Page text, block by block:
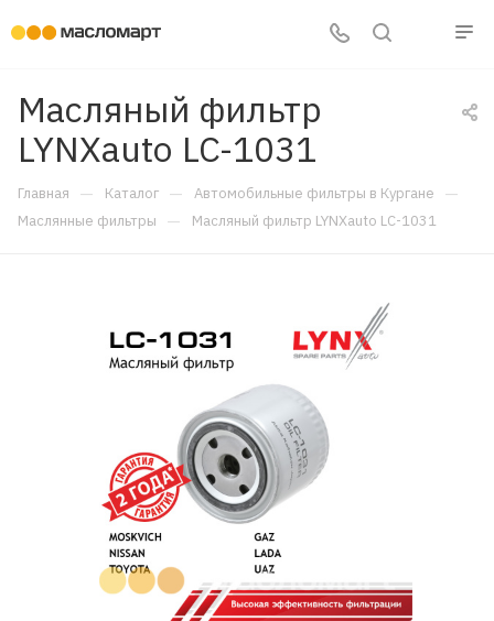
Масляный фильтр
LYNXauto LC-1031
Главная — Каталог — Автомобильные фильтры в Кургане —
Маслянные фильтры — Масляный фильтр LYNXauto LC-1031